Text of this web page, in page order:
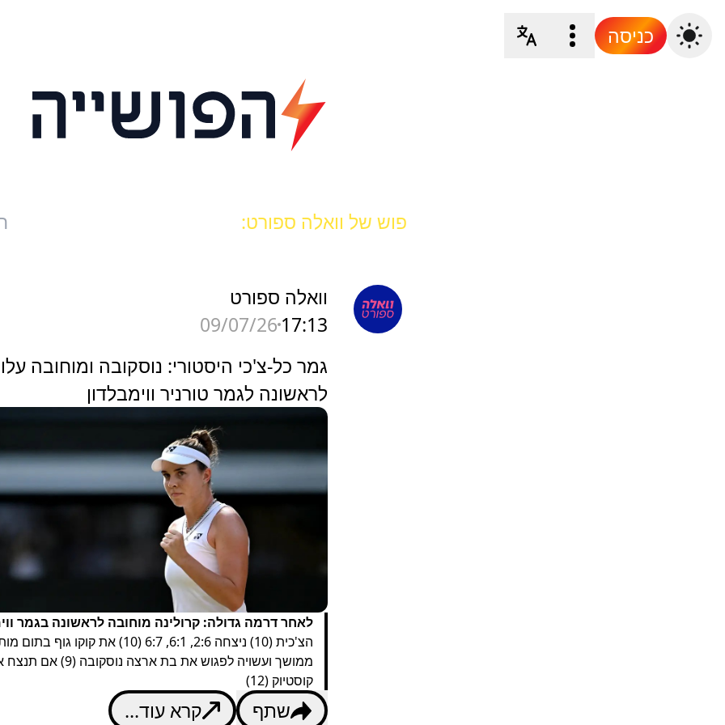
כניסה
פוש של וואלה ספורט:
וואלה ספורט
17:13
09/07/26
גמר כל-צ'כי היסטורי: נוסקובה ומוחובה עלו
לראשונה לגמר טורניר ווימבלדון
לאחר דרמה גדולה: קרולינה מוחובה לראשונה בגמר
הצ'כית (10) ניצחה 2:6, 6:1, 6:7 (10) את קוקו גוף
ממושך ועשויה לפגוש את בת ארצה נוסקובה
קוסטיוק (12)
קרא עוד... שתף